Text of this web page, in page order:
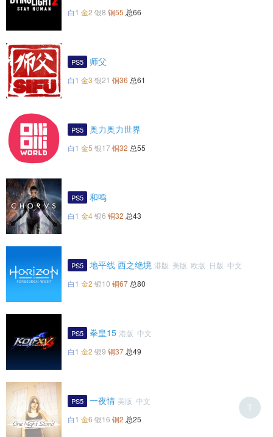
白1 金2 银8 铜55 总66
PS5 师父
白1 金3 银21 铜36 总61
PS5 奥力奥力世界
白1 金5 银17 铜32 总55
PS5 和鸣
白1 金4银6 铜32 总43
PS5 地平线 西之绝境 港版 美版 欧版 日版 中文
白1 金2 银10 铜67 总80
PS5 拳皇15 港版 中文
白1 金2 银9 铜37 总49
PS5 一夜情 美版 中文
白1 金6 银16 铜2 总25
T